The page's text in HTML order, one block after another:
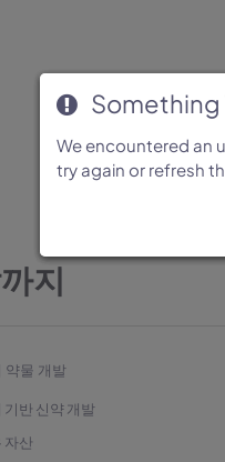
지
약물 개발
기반 신약 개발
자산
Something
We encountered an
try again or refresh
Something
We encountered an
try again or refresh
Something
We encountered an
try again or refresh
Something
We encountered an
try again or refresh
Something
We encountered an
try again or refresh